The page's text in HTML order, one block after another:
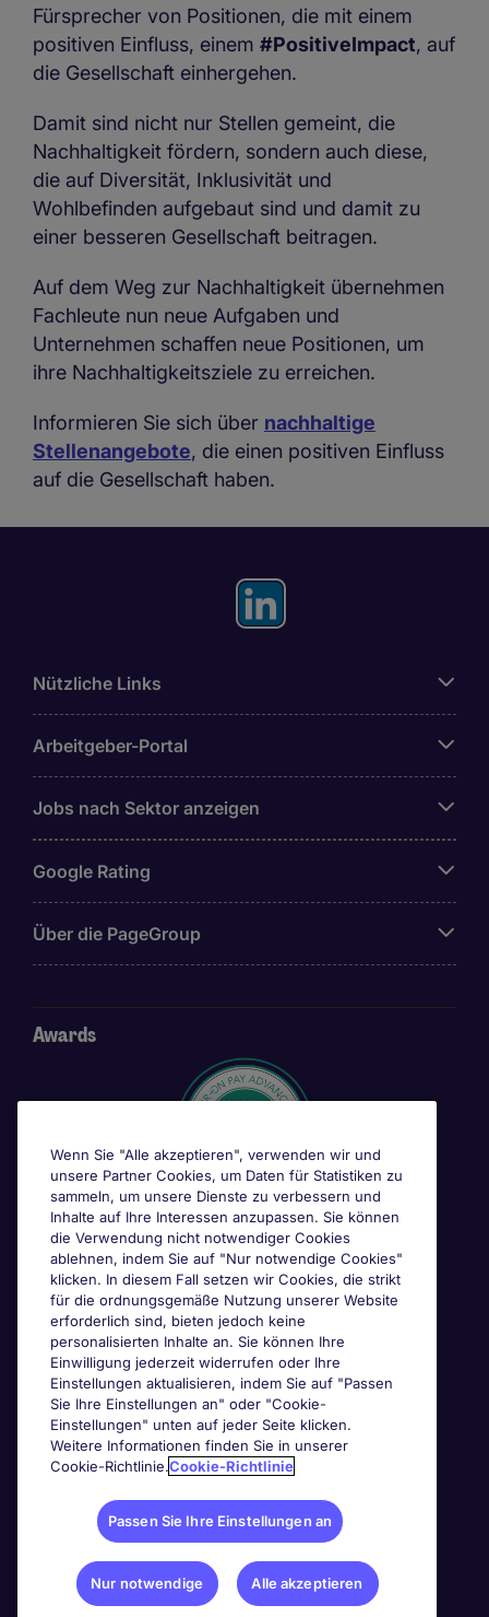
Fürsprecher von Positionen, die mit einem
positiven Einfluss, einem #PositiveImpact, auf
die Gesellschaft einhergehen.
Damit sind nicht nur Stellen gemeint, die
Nachhaltigkeit fördern, sondern auch diese,
die auf Diversität, Inklusivität und
Wohlbefinden aufgebaut sind und damit zu
einer besseren Gesellschaft beitragen.
Auf dem Weg zur Nachhaltigkeit übernehmen
Fachleute nun neue Aufgaben und
Unternehmen schaffen neue Positionen, um
ihre Nachhaltigkeitsziele zu erreichen.
Informieren Sie sich über nachhaltige
Stellenangebote, die einen positiven Einfluss
auf die Gesellschaft haben.
Nützliche Links
Arbeitgeber-Portal
Jobs nach Sektor anzeigen
Google Rating
Über die PageGroup
Awards
Wenn Sie "Alle akzeptieren", verwenden wir und
unsere Partner Cookies, um Daten für Statistiken zu
sammeln, um unsere Dienste zu verbessern und
Inhalte auf Ihre Interessen anzupassen. Sie können
die Verwendung nicht notwendiger Cookies
ablehnen, indem Sie auf "Nur notwendige Cookies"
klicken. In diesem Fall setzen wir Cookies, die strikt
für die ordnungsgemäße Nutzung unserer Website
erforderlich sind, bieten jedoch keine
personalisierten Inhalte an. Sie können Ihre
Einwilligung jederzeit widerrufen oder Ihre
Einstellungen aktualisieren, indem Sie auf "Passen
Sie Ihre Einstellungen an" oder "Cookie-
Einstellungen" unten auf jeder Seite klicken.
Weitere Informationen finden Sie in unserer
Cookie-Richtlinie.Cookie-Richtlinie
Passen Sie Ihre Einstellungen an
Nur notwendige Alle akzeptieren